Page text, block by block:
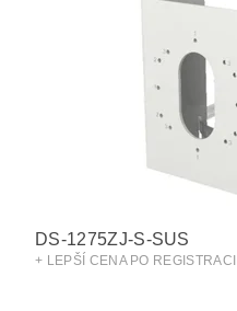
DS-1275ZJ-S-SUS
+ LEPŠÍ CENA PO REGISTRACI